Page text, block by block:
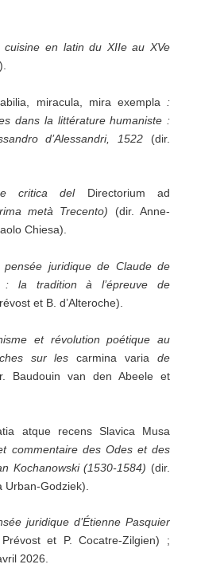
cuisine en latin du XIIe au XVe
miracula, mira exempla :
dans la littérature humaniste :
d’Alessandri, 1522 (dir.
critica delDirectorium ad
metà Trecento) (dir. Anne-
Chiesa).
pensée juridique de Claude de
: la tradition à l’épreuve de
et B. d’Alteroche).
et révolution poétique au
sur lescarmina varia de
Baudouin van den Abeele et
atque recens Slavica Musa
commentaire des Odes et des
Kochanowski (1530-1584) (dir.
Godziek).
juridique d’Étienne Pasquier
et P. Cocatre-Zilgien) ;
2026.